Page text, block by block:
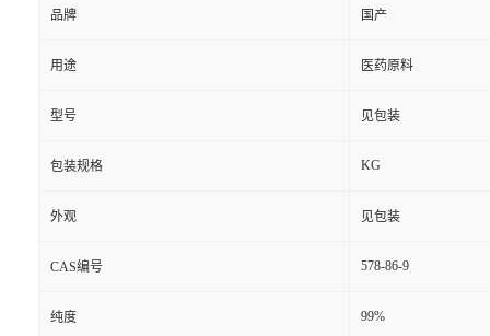
品牌 国产
用途 医药原料
型号 见包装
包装规格 KG
外观 见包装
CAS编号 578-86-9
纯度 99%